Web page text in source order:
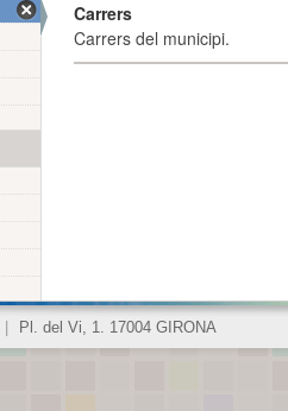
Carrers
Carrers del municipi.
Pl. del Vi, 1. 17004 GIRONA